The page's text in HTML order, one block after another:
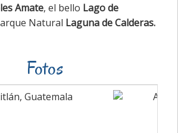
Amate, el bello Lago de
Natural Laguna de Calderas.
Fotos